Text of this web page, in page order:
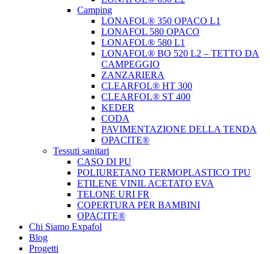
Camping
LONAFOL® 350 OPACO L1
LONAFOL 580 OPACO
LONAFOL® 580 L1
LONAFOL® BO 520 L2 – TETTO DA
CAMPEGGIO
ZANZARIERA
CLEARFOL® HT 300
CLEARFOL® ST 400
KEDER
CODA
PAVIMENTAZIONE DELLA TENDA
OPACITE®
Tessuti sanitari
CASO DI PU
POLIURETANO TERMOPLASTICO TPU
ETILENE VINIL ACETATO EVA
TELONE URI FR
COPERTURA PER BAMBINI
OPACITE®
Chi Siamo Expafol
Blog
Progetti